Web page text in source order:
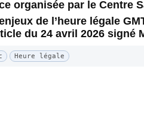
organisée par le
de l’heure légale
du 24 avril 2026 signé
Heure légale